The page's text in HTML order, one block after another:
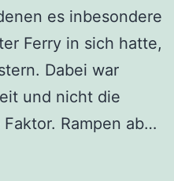
es inbesondere
Ferry in sich hatte,
Dabei war
und nicht die
Rampen ab…